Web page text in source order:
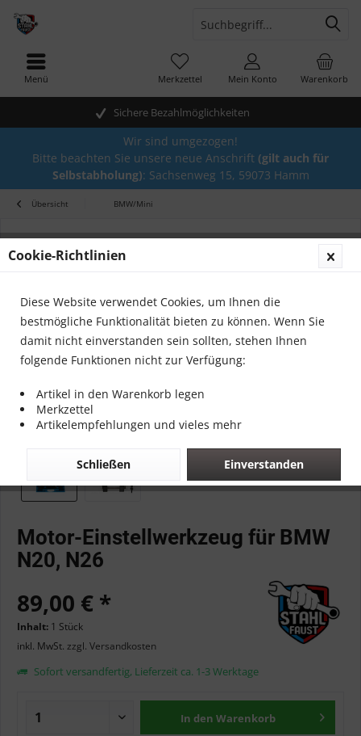
Sichere Bezahlmöglichkeiten
Warenkorb
Merkzettel Mein Konto
Menü
Wir sind umgezogen!
Bitte beachten Sie unsere neue Anschrift (gilt auch für
Selbstabholung): Sachsenweg 15, 59073 Hamm
Übersicht BMW/Mini
Motor-Einstellwerkzeug für BMW
N20, N26
89,00 € *
Inhalt: 1 Stück
inkl. MwSt. zzgl. Versandkosten
Sofort versandfertig, Lieferzeit ca. 1-3 Werktage
In den Warenkorb
Cookie-Richtlinien
Diese Website verwendet Cookies, um Ihnen die
bestmögliche Funktionalität bieten zu können. Wenn Sie
damit nicht einverstanden sein sollten, stehen Ihnen
folgende Funktionen nicht zur Verfügung:
Artikel in den Warenkorb legen
Merkzettel
Artikelempfehlungen und vieles mehr
Einverstanden
Schließen